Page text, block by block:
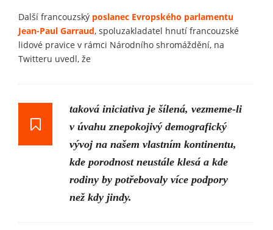
Další francouzský poslanec Evropského parlamentu
Jean-Paul Garraud, spoluzakladatel hnutí francouzské
lidové pravice v rámci Národního shromáždění, na
Twitteru uvedl, že
taková iniciativa je šílená, vezmeme-li
v úvahu znepokojivý demografický
vývoj na našem vlastním kontinentu,
kde porodnost neustále klesá a kde
rodiny by potřebovaly více podpory
než kdy jindy.